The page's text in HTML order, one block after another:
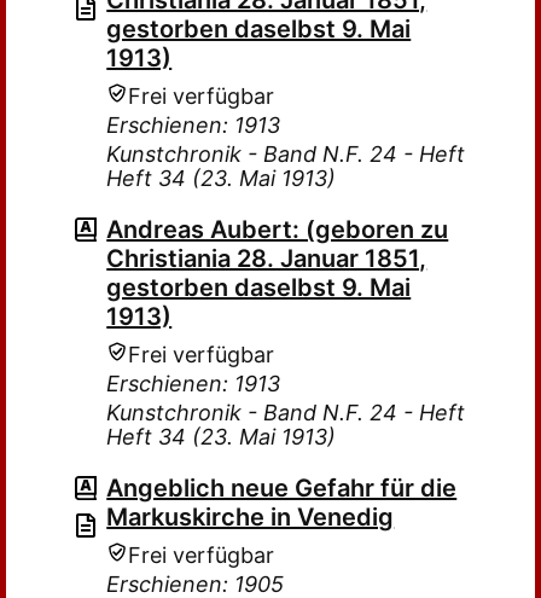
gestorben daselbst 9. Mai
1913)
Frei verfügbar
Erschienen: 1913
Kunstchronik - Band N.F. 24 - Heft
Heft 34 (23. Mai 1913)
Andreas Aubert: (geboren zu
Christiania 28. Januar 1851,
gestorben daselbst 9. Mai
1913)
Frei verfügbar
Erschienen: 1913
Kunstchronik - Band N.F. 24 - Heft
Heft 34 (23. Mai 1913)
Angeblich neue Gefahr für die
Markuskirche in Venedig
Frei verfügbar
Erschienen: 1905